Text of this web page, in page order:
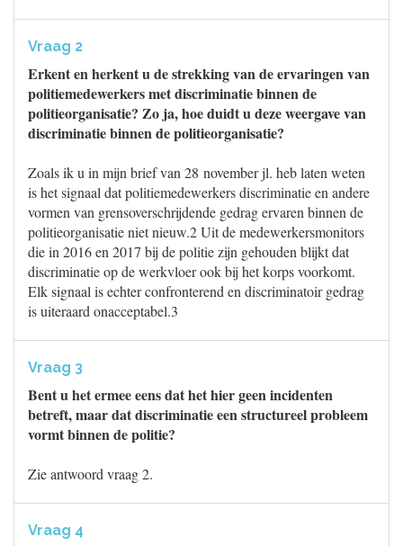
Vraag 2
Erkent en herkent u de strekking van de ervaringen van
politiemedewerkers met discriminatie binnen de
politieorganisatie? Zo ja, hoe duidt u deze weergave van
discriminatie binnen de politieorganisatie?
Zoals ik u in mijn brief van 28 november jl. heb laten weten
is het signaal dat politiemedewerkers discriminatie en andere
vormen van grensoverschrijdende gedrag ervaren binnen de
politieorganisatie niet nieuw.2 Uit de medewerkersmonitors
die in 2016 en 2017 bij de politie zijn gehouden blijkt dat
discriminatie op de werkvloer ook bij het korps voorkomt.
Elk signaal is echter confronterend en discriminatoir gedrag
is uiteraard onacceptabel.3
Vraag 3
Bent u het ermee eens dat het hier geen incidenten
betreft, maar dat discriminatie een structureel probleem
vormt binnen de politie?
Zie antwoord vraag 2.
Vraag 4